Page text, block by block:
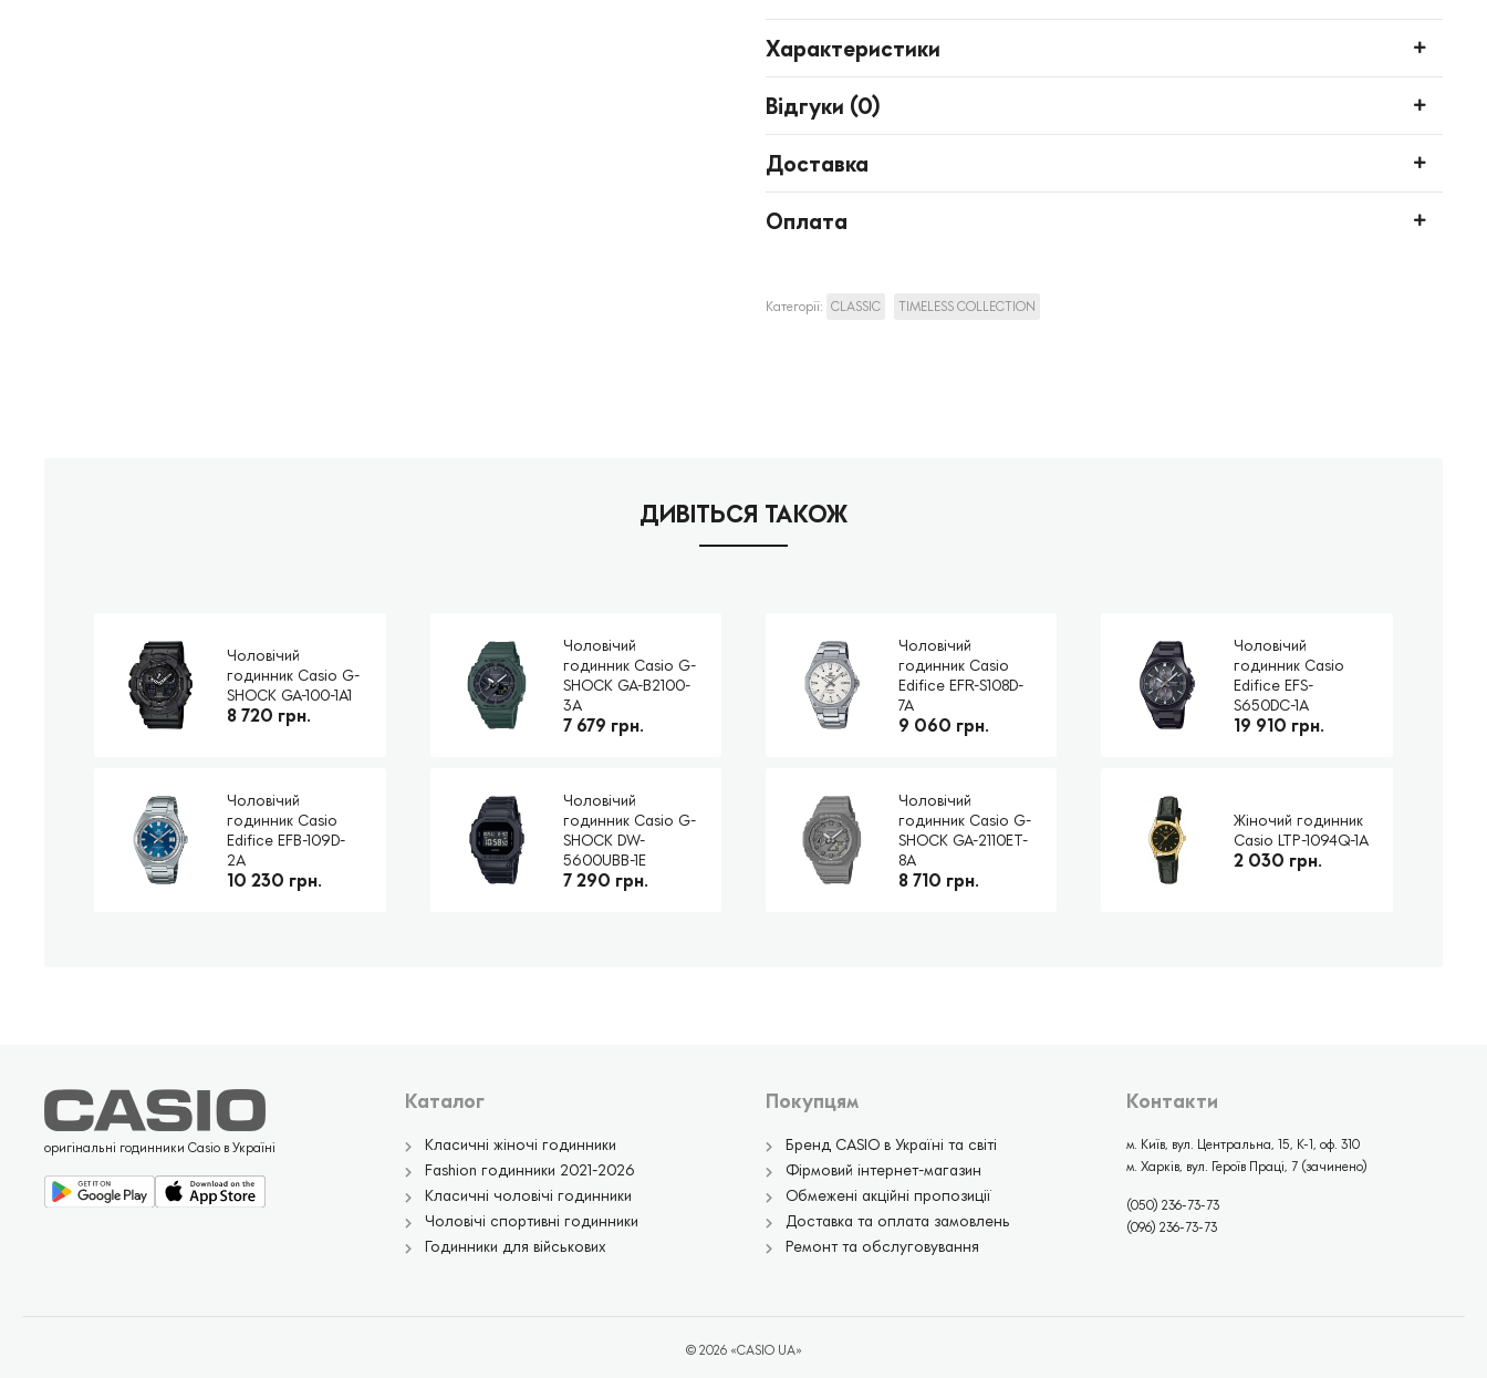
Характеристики
Відгуки (0)
Доставка
Оплата
Категорії: CLASSIC TIMELESS COLLECTION
ДИВІТЬСЯ ТАКОЖ
Чоловічий
годинник Casio G-
SHOCK GA-100-1A1
8 720 грн.
Чоловічий
годинник Casio G-
SHOCK GA-B2100-
3A
7 679 грн.
Чоловічий
годинник Casio
Edifice EFR-S108D-
7A
9 060 грн.
Чоловічий
годинник Casio
Edifice EFS-
S650DC-1A
19 910 грн.
Чоловічий
годинник Casio
Edifice EFB-109D-
2A
10 230 грн.
Чоловічий
годинник Casio G-
SHOCK DW-
5600UBB-1E
7 290 грн.
Чоловічий
годинник Casio G-
SHOCK GA-2110ET-
8A
8 710 грн.
Жіночий годинник
Casio LTP-1094Q-1A
2 030 грн.
оригінальні годинники Casio в Україні
Каталог
Класичні жіночі годинники
Fashion годинники 2021-2026
Класичні чоловічі годинники
Чоловічі спортивні годинники
Годинники для військових
Покупцям
Бренд CASIO в Україні та світі
Фірмовий інтернет-магазин
Обмежені акційні пропозиції
Доставка та оплата замовлень
Ремонт та обслуговування
Контакти
м. Київ, вул. Центральна, 15, К-1, оф. 310
м. Харків, вул. Героїв Праці, 7 (зачинено)
(050) 236-73-73
(096) 236-73-73
© 2026 «CASIO UA»